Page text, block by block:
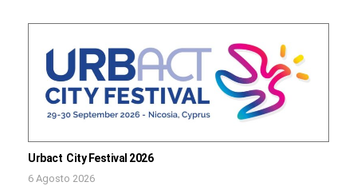
Urbact City Festival 2026
6 Agosto 2026